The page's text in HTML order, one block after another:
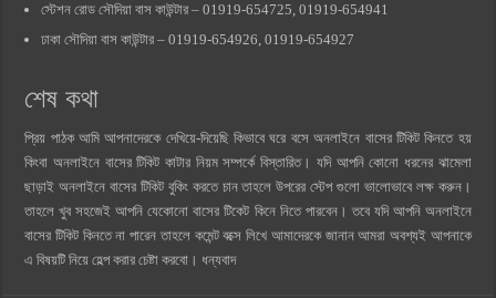
স্টেশন রোড সৌদিয়া বাস কাউন্টার – 01919-654725, 01919-654941
ঢাকা সৌদিয়া বাস কাউন্টার – 01919-654926, 01919-654927
শেষ কথা
প্রিয় পাঠক আমি আপনাদেরকে দেখিয়ে-দিয়েছি কিভাবে ঘরে বসে অনলাইনে বাসের টিকিট কিনতে হয়
কিংবা অনলাইনে বাসের টিকিট কাটার নিয়ম সম্পর্কে বিস্তারিত। যদি আপনি কোনো ধরনের ঝামেলা
ছাড়াই অনলাইনে বাসের টিকিট বুকিং করতে চান তাহলে উপরের স্টেপ গুলো ভালোভাবে লক্ষ করুন।
তাহলে খুব সহজেই আপনি যেকোনো বাসের টিকেট কিনে নিতে পারবেন। তবে যদি আপনি অনলাইনে
বাসের টিকিট কিনতে না পারেন তাহলে কমেন্ট বক্সে লিখে আমাদেরকে জানান আমরা অবশ্যই আপনাকে
এ বিষয়টি নিয়ে হেল্প করার চেষ্টা করবো। ধন্যবাদ